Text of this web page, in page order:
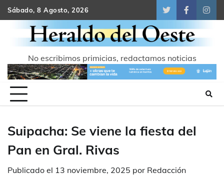
Skip
to
content
Sábado, 8 Agosto, 2026
TwitterFacebook
No escribimos primicias, redactamos noticias
Suipacha: Se viene la fiesta del
Pan en Gral. Rivas
Publicado el 13 noviembre, 2025 por Redacción